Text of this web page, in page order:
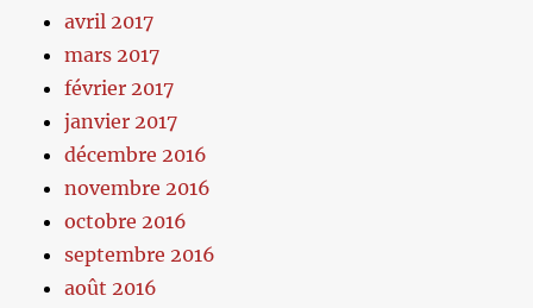
avril 2017
mars 2017
février 2017
janvier 2017
décembre 2016
novembre 2016
octobre 2016
septembre 2016
août 2016